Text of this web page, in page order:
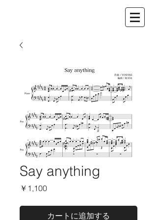
Say anything
￥1,100価
カートに追加する